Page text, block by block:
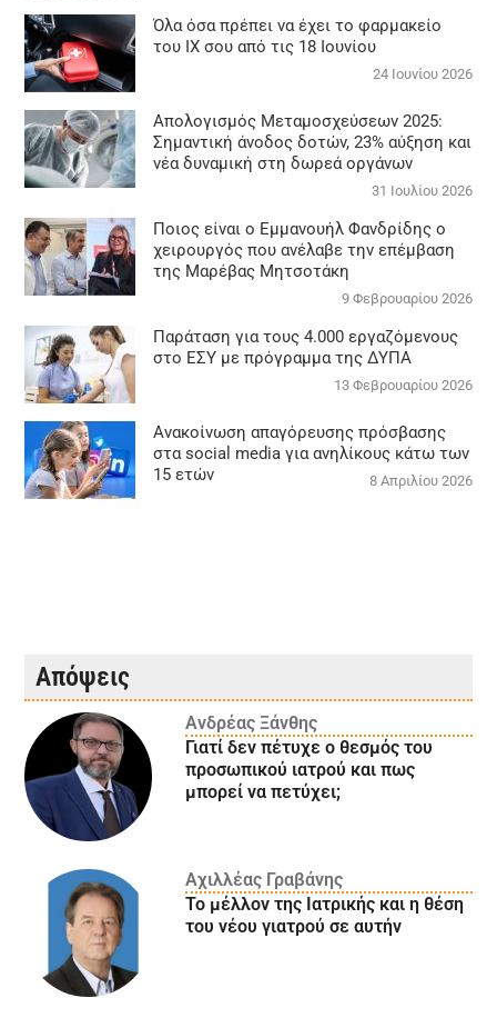
Όλα όσα πρέπει να έχει το φαρμακείο
του ΙΧ σου από τις 18 Ιουνίου
24 Ιουνίου 2026
Απολογισμός Μεταμοσχεύσεων 2025:
Σημαντική άνοδος δοτών, 23% αύξηση και
νέα δυναμική στη δωρεά οργάνων
31 Ιουλίου 2026
Ποιος είναι ο Εμμανουήλ Φανδρίδης ο
χειρουργός που ανέλαβε την επέμβαση
της Μαρέβας Μητσοτάκη
9 Φεβρουαρίου 2026
Παράταση για τους 4.000 εργαζόμενους
στο ΕΣΥ με πρόγραμμα της ΔΥΠΑ
13 Φεβρουαρίου 2026
Ανακοίνωση απαγόρευσης πρόσβασης
στα social media για ανηλίκους κάτω των
15 ετών
8 Απριλίου 2026
Απόψεις
Ανδρέας Ξάνθης
Γιατί δεν πέτυχε ο θεσμός του
προσωπικού ιατρού και πως
μπορεί να πετύχει;
Αχιλλέας Γραβάνης
Το μέλλον της Ιατρικής και η θέση
του νέου γιατρού σε αυτήν